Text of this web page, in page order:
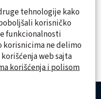
tehnologije kako
korisničko
funkcionalnosti
korisnicima ne delimo
web sajta
korišćenja i polisom